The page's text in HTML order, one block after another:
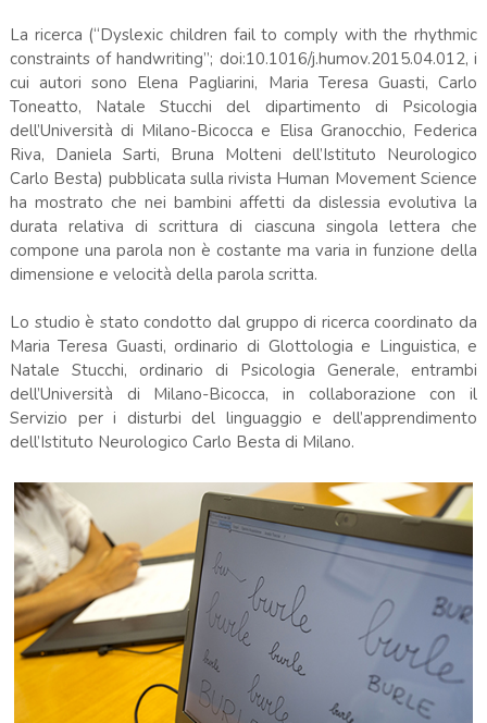
La ricerca (“Dyslexic children fail to comply with the rhythmic
constraints of handwriting”; doi:10.1016/j.humov.2015.04.012, i
cui autori sono Elena Pagliarini, Maria Teresa Guasti, Carlo
Toneatto, Natale Stucchi del dipartimento di Psicologia
dell’Università di Milano-Bicocca e Elisa Granocchio, Federica
Riva, Daniela Sarti, Bruna Molteni dell’Istituto Neurologico
Carlo Besta) pubblicata sulla rivista Human Movement Science
ha mostrato che nei bambini affetti da dislessia evolutiva la
durata relativa di scrittura di ciascuna singola lettera che
compone una parola non è costante ma varia in funzione della
dimensione e velocità della parola scritta.
Lo studio è stato condotto dal gruppo di ricerca coordinato da
Maria Teresa Guasti, ordinario di Glottologia e Linguistica, e
Natale Stucchi, ordinario di Psicologia Generale, entrambi
dell’Università di Milano-Bicocca, in collaborazione con il
Servizio per i disturbi del linguaggio e dell’apprendimento
dell’Istituto Neurologico Carlo Besta di Milano.